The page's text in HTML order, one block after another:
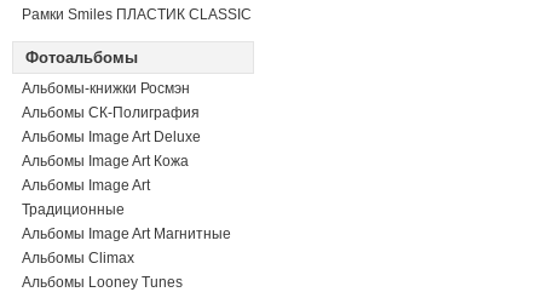
Рамки Smiles ПЛАСТИК CLASSIC
Фотоальбомы
Альбомы-книжки Росмэн
Альбомы СК-Полиграфия
Альбомы Image Art Deluxe
Альбомы Image Art Кожа
Альбомы Image Art
Традиционные
Альбомы Image Art Магнитные
Альбомы Climax
Альбомы Looney Tunes